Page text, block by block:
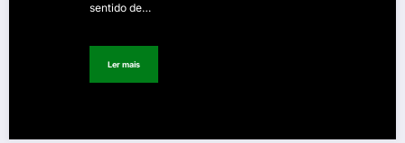
sentido de…
Ler mais